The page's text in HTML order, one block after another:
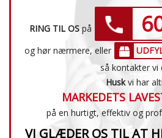
RING TIL OS på
og hør nærmere, eller
så kontakter vi
Huskvi har
MARKEDETS
på en hurtigt, effektiv og
VI GLÆDER OS TIL AT